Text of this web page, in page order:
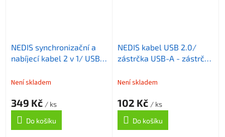
NEDIS synchronizační a
nabíjecí kabel 2 v 1/ USB
Adaptér Lightning - A
Není skladem
349 Kč / ks
Do košíku
NEDIS kabel USB 2.0/
zástrčka USB-A - zástrčka
Není skladem
102 Kč / ks
Do košíku